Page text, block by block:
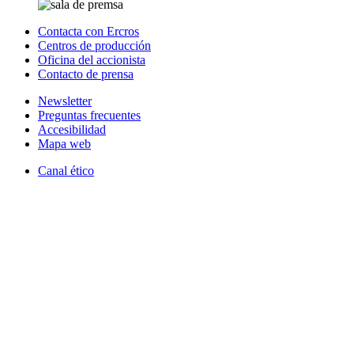
Contacta con Ercros
Centros de producción
Oficina del accionista
Contacto de prensa
Newsletter
Preguntas frecuentes
Accesibilidad
Mapa web
Canal ético